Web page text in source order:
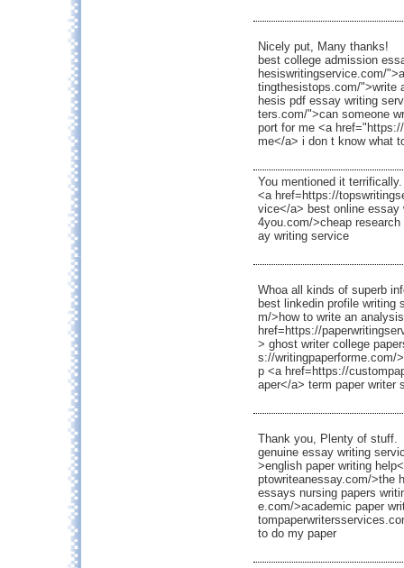
Nicely put, Many thanks!
best college admission
hesiswritingservice.com/
tingthesistops.com/">write
hesis pdf essay writing
ters.com/">can someone
port for me <a
me</a> i don t know what
You mentioned it terrifically.
<a href=https://
vice</a> best online
4you.com/>cheap
ay writing service
Whoa all kinds of superb
best linkedin profile writing
m/>how to write an
href=https://
> ghost writer college
s://writingpaperforme.com/
p <a href=https://
aper</a> term paper writer
Thank you, Plenty of stuff.
genuine essay writing
>english paper writing
ptowriteanessay.com/>the
essays nursing papers
e.com/>academic paper
to do my paper